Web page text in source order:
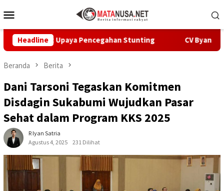
ke
Mobile
Headline
Upaya Pencegahan Stunting CV Byankarya
Beranda Berita
Dani Tarsoni Tegaskan Komitmen
Disdagin Sukabumi Wujudkan Pasar
Sehat dalam Program KKS 2025
R Iyan Satria
Agustus 4, 2025
231 Dilihat